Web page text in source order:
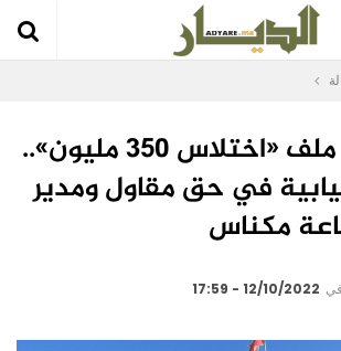
يتابعان في ملف «اختلاس 350 مليون»..
في حق مقاول ومدير
مكناس
في 12/10/2022 - 17:59